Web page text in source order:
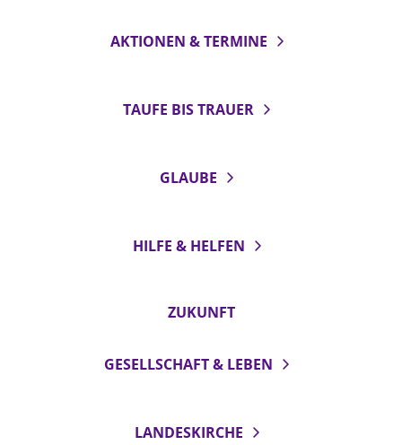
AKTIONEN & TERMINE
TAUFE BIS TRAUER
GLAUBE
HILFE & HELFEN
ZUKUNFT
GESELLSCHAFT & LEBEN
LANDESKIRCHE